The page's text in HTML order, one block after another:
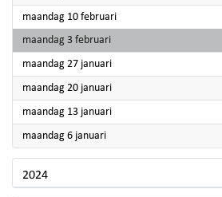
maandag 10 februari2025
maandag 3 februari2025
maandag 27 januari2025
maandag 20 januari2025
maandag 13 januari2025
maandag 6 januari2025
2024